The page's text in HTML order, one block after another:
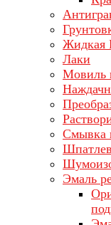
Жидкая
Лаки
Мовиль
Смывка
Эмаль